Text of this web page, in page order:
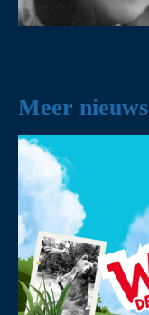
Meer nieuws